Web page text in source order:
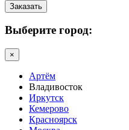
Заказать
Выберите город:
×
Артём
Владивосток
Иркутск
Кемерово
Красноярск